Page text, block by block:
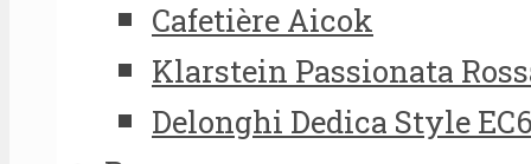
Cafetière Aicok
Klarstein Passionata
Delonghi Dedica Style